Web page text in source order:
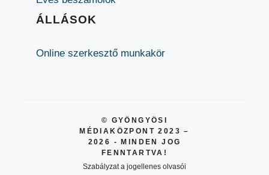
ÁLLÁSOK
Online szerkesztő munkakör
© GYÖNGYÖSI
MÉDIAKÖZPONT 2023 –
2026 - MINDEN JOG
FENNTARTVA!
Szabályzat a jogellenes olvasói